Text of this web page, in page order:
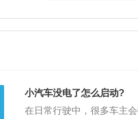
小汽车没电了怎么启动?
在日常行驶中，很多车主